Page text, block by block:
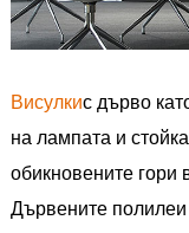
Висулкис дърво
на лампата и
обикновените гори
Дървените полилеи